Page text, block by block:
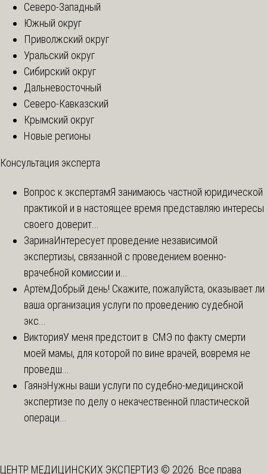
Северо-Западный
Южный округ
Приволжский округ
Уральский округ
Сибирский округ
Дальневосточный
Северо-Кавказский
Крымский округ
Новые регионы
Консультация эксперта
Вопрос к экспертамЯ занимаюсь частной юридической
практикой и в настоящее время представляю интересы
своего доверит...
ЗаринаИнтересует проведение независимой
экспертизы, связанной с проведением военно-
врачебной комиссии и...
АртёмДобрый день! Скажите, пожалуйста, оказывает ли
ваша организация услуги по проведению судебной
экс...
ВикторияУ меня предстоит в СМЭ по факту смерти
моей мамы, для которой по вине врачей, вовремя не
проведш...
ГаянэНужны ваши услуги по судебно-медицинской
экспертизе по делу о некачественной пластической
операци...
ЦЕНТР МЕДИЦИНСКИХ ЭКСПЕРТИЗ © 2026. Все права